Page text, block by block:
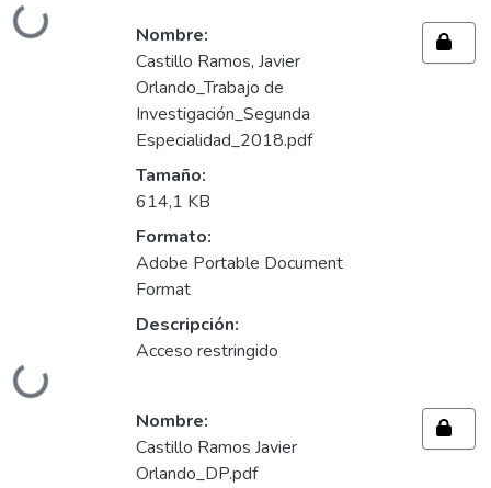
Cargando...
Cargando...
Nombre:
Castillo Ramos, Javier
Orlando_Trabajo de
Investigación_Segunda
Especialidad_2018.pdf
Tamaño:
614,1 KB
Formato:
Adobe Portable Document
Format
Descripción:
Acceso restringido
Nombre:
Castillo Ramos Javier
Orlando_DP.pdf